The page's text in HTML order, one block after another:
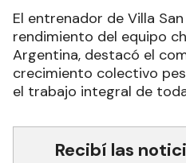
El entrenador de Villa
rendimiento del equipo
Argentina, destacó el
crecimiento colectivo
el trabajo integral de
Recibí las